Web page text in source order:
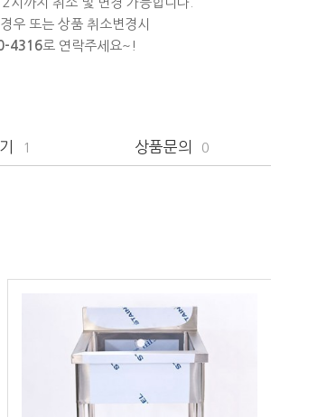
우 또는 상품 취소변경시
4316로 연락주세요~!
1 상품문의 0